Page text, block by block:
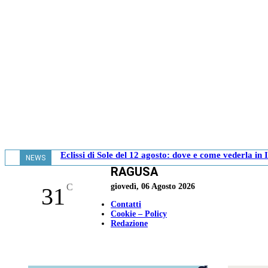
NEWS Eclissi di Sole del 12 agosto: dove e come vederla in
31 C
RAGUSA
giovedì, 06 Agosto 2026
Contatti
Cookie – Policy
Redazione